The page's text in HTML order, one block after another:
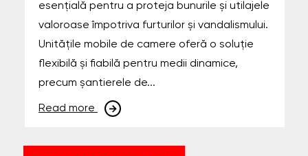
esențială pentru a proteja bunurile și utilajele
valoroase împotriva furturilor și vandalismului.
Unitățile mobile de camere oferă o soluție
flexibilă și fiabilă pentru medii dinamice,
precum șantierele de...
Read more